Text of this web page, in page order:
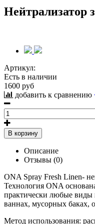
Артикул:
Есть в наличии
1600 руб
добавить к сравнению
В корзину
Описание
Отзывы (0)
ONA Spray Fresh Linen-
Технология ONA
практически любые виды
ваннах, мусорных баках,
Метод использования: